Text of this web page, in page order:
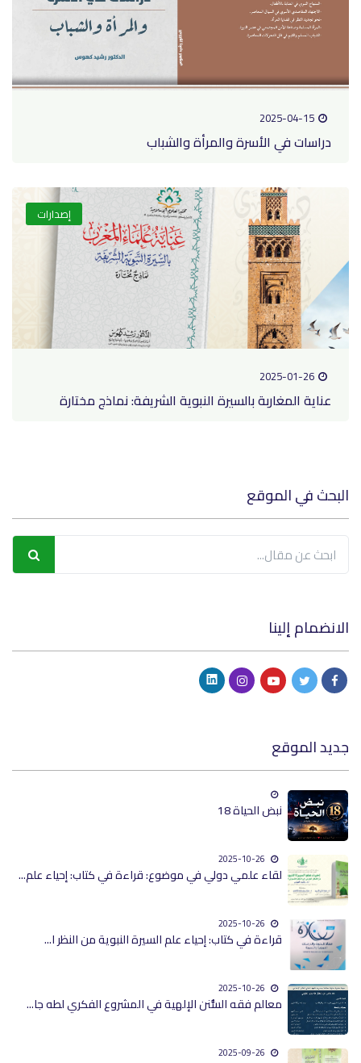
2025-04-15
دراسات في الأسرة والمرأة والشباب
إصدارات
2025-01-26
عناية المغاربة بالسيرة النبوية الشريفة: نماذج مختارة
البحث في الموقع
الانضمام إلينا
جديد الموقع
نبض الحياة 18
لقاء علمي دولي في موضوع: قراءة في كتاب: إحياء علم...
قراءة في كتاب: إحياء علم السيرة النبوية من النظر ا...
معالم فقه السُّنن الإلهية في المشروع الفكري لطه جا...